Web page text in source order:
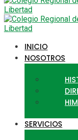
INICIO
NOSOTROS
SERVICIOS